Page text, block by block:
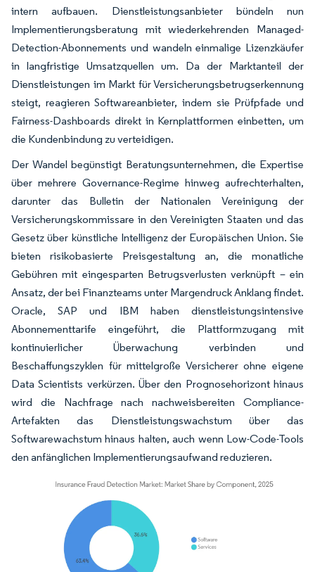
intern aufbauen. Dienstleistungsanbieter bündeln nun
Implementierungsberatung mit wiederkehrenden Managed-
Detection-Abonnements und wandeln einmalige Lizenzkäufer
in langfristige Umsatzquellen um. Da der Marktanteil der
Dienstleistungen im Markt für Versicherungsbetrugserkennung
steigt, reagieren Softwareanbieter, indem sie Prüfpfade und
Fairness-Dashboards direkt in Kernplattformen einbetten, um
die Kundenbindung zu verteidigen.
Der Wandel begünstigt Beratungsunternehmen, die Expertise
über mehrere Governance-Regime hinweg aufrechterhalten,
darunter das Bulletin der Nationalen Vereinigung der
Versicherungskommissare in den Vereinigten Staaten und das
Gesetz über künstliche Intelligenz der Europäischen Union. Sie
bieten risikobasierte Preisgestaltung an, die monatliche
Gebühren mit eingesparten Betrugsverlusten verknüpft – ein
Ansatz, der bei Finanzteams unter Margendruck Anklang findet.
Oracle, SAP und IBM haben dienstleistungsintensive
Abonnementtarife eingeführt, die Plattformzugang mit
kontinuierlicher Überwachung verbinden und
Beschaffungszyklen für mittelgroße Versicherer ohne eigene
Data Scientists verkürzen. Über den Prognosehorizont hinaus
wird die Nachfrage nach nachweisbereiten Compliance-
Artefakten das Dienstleistungswachstum über das
Softwarewachstum hinaus halten, auch wenn Low-Code-Tools
den anfänglichen Implementierungsaufwand reduzieren.